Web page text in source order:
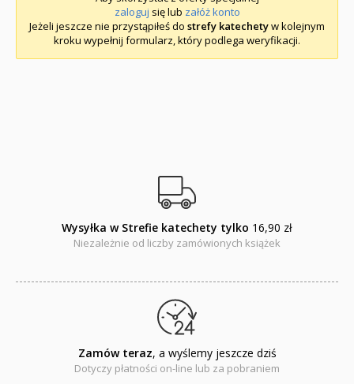
zaloguj się lub załóż konto
Jeżeli jeszcze nie przystąpiłeś do strefy katechetyw kolejnym
kroku wypełnij formularz, który podlega weryfikacji.
Wysyłka w Strefie katechety tylko 16,90 zł
Niezależnie od liczby zamówionych książek
Zamów teraz, a wyślemy jeszcze dziś
Dotyczy płatności on-line lub za pobraniem